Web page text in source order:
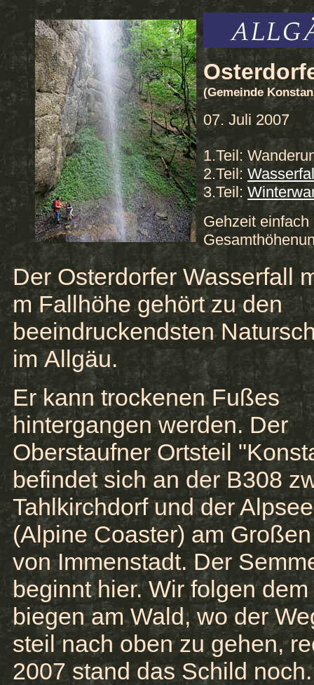
(Gemeinde
07. Juli 2007
1.Teil:
2.Teil:
3.Teil:
Gehzeit
Der Osterdorfer Wasserfall
m Fallhöhe gehört zu den
beeindruckendsten
im Allgäu.
Er kann trockenen Fußes
hintergangen werden. Der
Oberstaufner Ortsteil
befindet sich an der B308
Tahlkirchdorf und der
(Alpine Coaster) am
von Immenstadt. Der
beginnt hier. Wir folgen
biegen am Wald, wo der
steil nach oben zu gehen,
2007 stand das Schild noch.